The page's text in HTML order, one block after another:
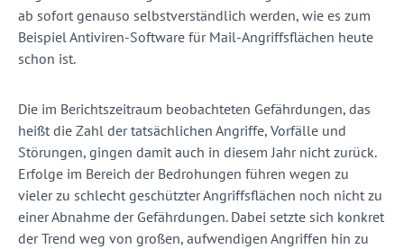
ab sofort genauso selbstverständlich werden, wie es zum
Beispiel Antiviren-Software für Mail-Angriffsflächen heute
schon ist.
Die im Berichtszeitraum beobachteten Gefährdungen, das
heißt die Zahl der tatsächlichen Angriffe, Vorfälle und
Störungen, gingen damit auch in diesem Jahr nicht zurück.
Erfolge im Bereich der Bedrohungen führen wegen zu
vieler zu schlecht geschützter Angriffsflächen noch nicht zu
einer Abnahme der Gefährdungen. Dabei setzte sich konkret
der Trend weg von großen, aufwen­digen Angriffen hin zu